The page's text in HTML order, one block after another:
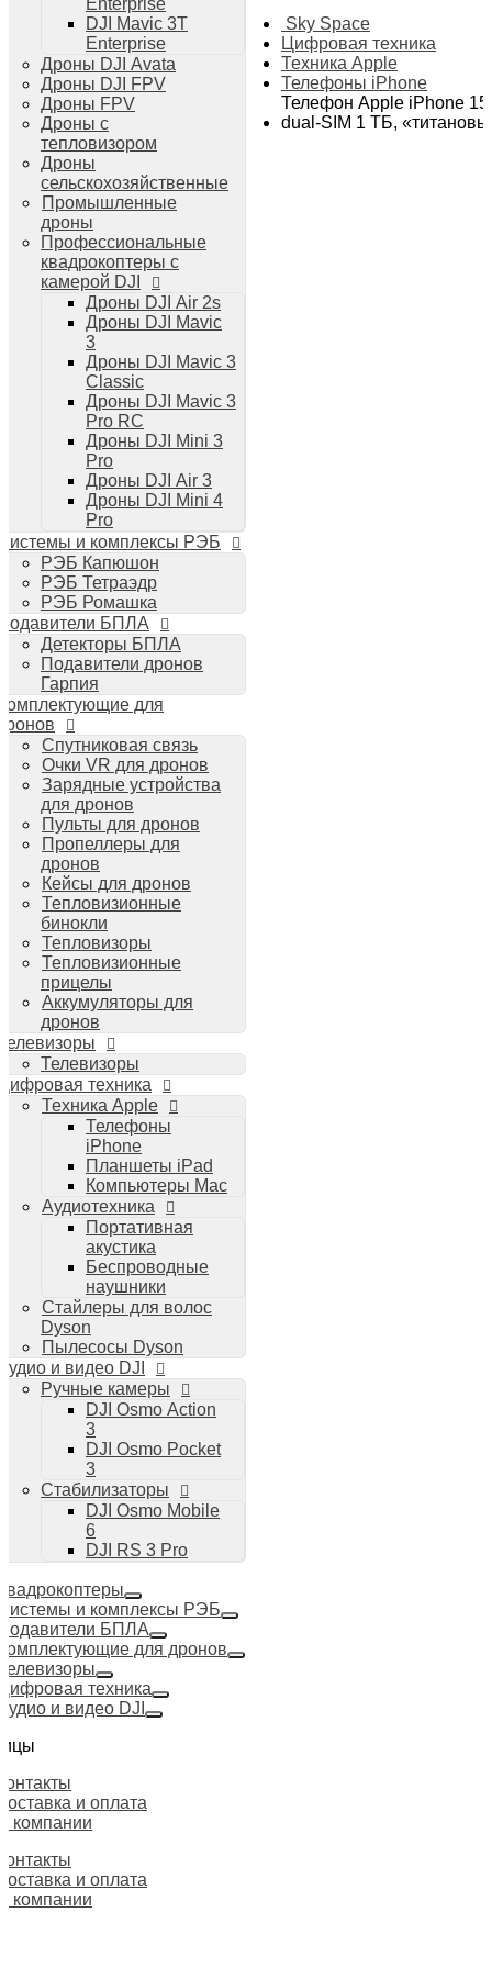
Дроны DJI Mini 4 Pro
Системы и комплексы РЭБ
РЭБ Капюшон
РЭБ Тетраэдр
РЭБ Ромашка
Подавители БПЛА
Детекторы БПЛА
Комплектующие для дронов
Спутниковая связь
Зарядные устройства для дронов
Пульты для дронов
Пропеллеры для дронов
Кейсы для дронов
Тепловизионные бинокли
Тепловизионные прицелы
Аккумуляторы для дронов
Телевизоры
Телевизоры
Цифровая техника
Техника Apple
Телефоны iPhone
Планшеты iPad
Компьютеры Mac
Аудиотехника
Стайлеры для волос Dyson
Пылесосы Dyson
Аудио и видео DJI
Ручные камеры
DJI Osmo Action 3
DJI Osmo Pocket 3
Стабилизаторы
DJI Osmo Mobile 6
DJI RS 3 Pro
Enterprise
DJI Mavic 3T
Enterprise
Дроны DJI Avata
Дроны DJI FPV
Дроны FPV
Дроны с
тепловизором
Дроны
сельскохозяйственные
Промышленные
дроны
Профессиональные
квадрокоптеры с
камерой DJI
Дроны DJI Air 2s
Дроны DJI Mavic
3
Дроны DJI Mavic 3
Classic
Дроны DJI Mavic 3
Pro RC
Дроны DJI Mini 3
Pro
Дроны DJI Air 3
Дроны DJI Mini 4
Pro
и комплексы РЭБ
РЭБ Капюшон
РЭБ Тетраэдр
РЭБ Ромашка
БПЛА
Детекторы БПЛА
Подавители дронов
Гарпия
для
Спутниковая связь
Очки VR для дронов
Зарядные устройства
для дронов
Пульты для дронов
Пропеллеры для
дронов
Кейсы для дронов
Тепловизионные
бинокли
Тепловизоры
Тепловизионные
прицелы
Аккумуляторы для
дронов
Телевизоры
техника
Техника Apple
Телефоны
iPhone
Планшеты iPad
Компьютеры Mac
Аудиотехника
Портативная
акустика
Беспроводные
наушники
Стайлеры для волос
Dyson
Пылесосы Dyson
и видео DJI
Ручные камеры
DJI Osmo Action
3
DJI Osmo Pocket
3
Стабилизаторы
DJI Osmo Mobile
6
DJI RS 3 Pro
и комплексы РЭБ
БПЛА
для дронов
техника
и видео DJI
и оплата
компании
и оплата
компании
Sky Space
Цифровая техника
Техника Apple
Телефоны iPhone
Телефон Apple iPhone 15
dual-SIM 1 ТБ,